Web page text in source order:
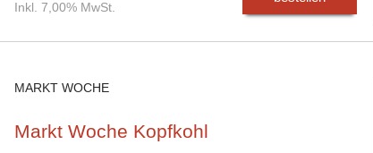
Inkl. 7,00% MwSt.
MARKT WOCHE
Markt Woche Kopfkohl